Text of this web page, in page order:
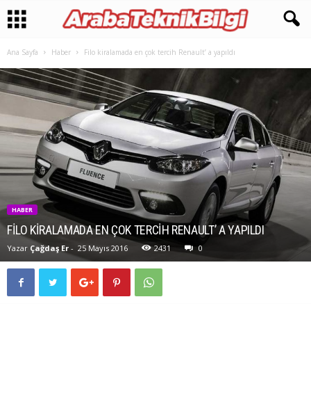
Ana Sayfa Haber Filo kiralamada en çok tercih Renault’ a yapıldı
HABER
FILO KIRALAMADA EN ÇOK TERCIH RENAULT’ A YAPILDI
Yazar Çağdaş Er - 25 Mayıs 2016 2431 0